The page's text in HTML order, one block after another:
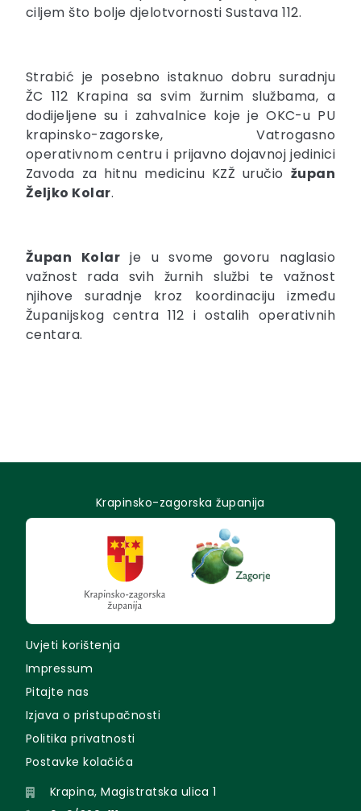
ciljem što bolje djelotvornosti Sustava 112.
Strabić je posebno istaknuo dobru suradnju
ŽC 112 Krapina sa svim žurnim službama, a
dodijeljene su i zahvalnice koje je OKC-u PU
krapinsko-zagorske, Vatrogasno
operativnom centru i prijavno dojavnoj jedinici
Zavoda za hitnu medicinu KZŽ uručio župan
Željko Kolar.
Župan Kolar je u svome govoru naglasio
važnost rada svih žurnih službi te važnost
njihove suradnje kroz koordinaciju između
Županijskog centra 112 i ostalih operativnih
centara.
Krapinsko-zagorska županija
Uvjeti korištenja
Impressum
Pitajte nas
Izjava o pristupačnosti
Politika privatnosti
Postavke kolačića
Krapina, Magistratska ulica 1